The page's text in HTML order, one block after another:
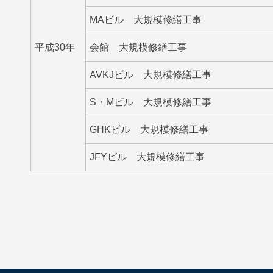
平成30年
MAビル 大規模修繕工事
会館 大規模修繕工事
AVKJビル 大規模修繕工事
S・Mビル 大規模修繕工事
GHKビル 大規模修繕工事
JFYビル 大規模修繕工事